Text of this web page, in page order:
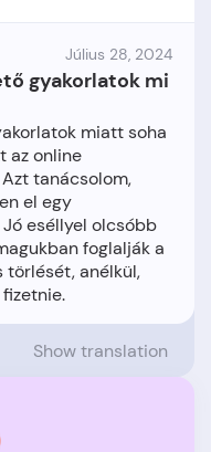
Július 28, 2024
gyakorlatok mi
miatt soha
az online
tanácsolom,
el egy
eséllyel olcsóbb
foglalják a
törlését, anélkül,
Show translation